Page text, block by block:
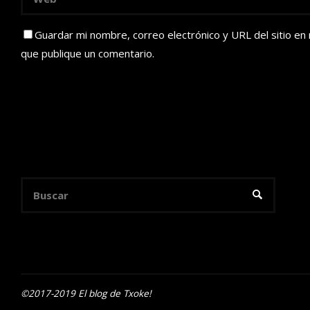
Guardar mi nombre, correo electrónico y URL del sitio
que publique un comentario.
BUSCAR
©2017-2019 El blog de Txoke!